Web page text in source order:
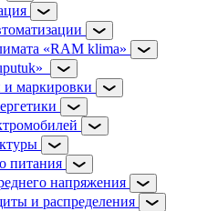
«RAM klima»
и маркировки
питания
напряжения
и распределения